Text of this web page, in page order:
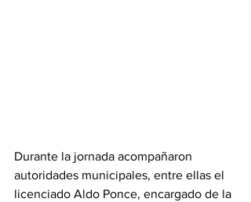
Durante la jornada acompañaron
autoridades municipales, entre ellas el
licenciado Aldo Ponce, encargado de la